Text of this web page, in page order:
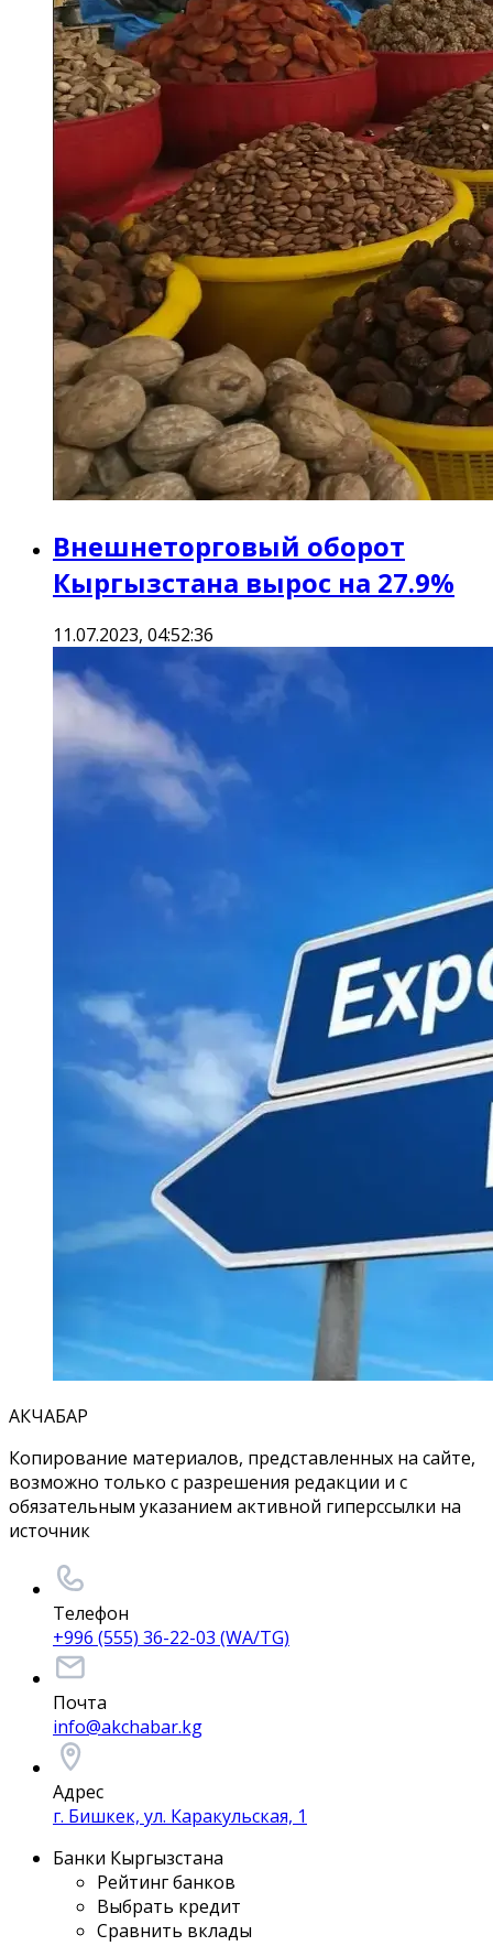
Внешнеторговый оборот
Кыргызстана вырос на 27.9%
11.07.2023, 04:52:36
АКЧАБАР
Копирование материалов, представленных на сайте,
возможно только с разрешения редакции и с
обязательным указанием активной гиперссылки на
источник
Телефон
+996 (555) 36-22-03 (WA/TG)
Почта
info@akchabar.kg
Адрес
г. Бишкек, ул. Каракульская, 1
Банки Кыргызстана
Рейтинг банков
Выбрать кредит
Сравнить вклады